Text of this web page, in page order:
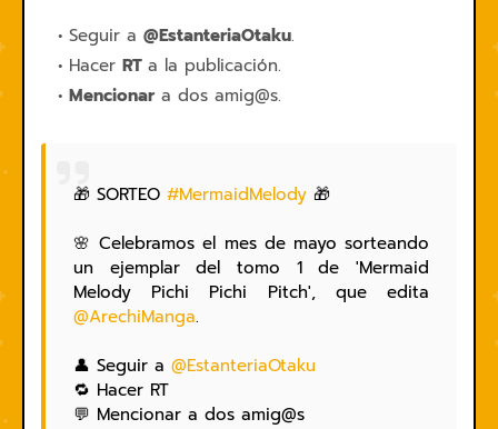
Seguir a @EstanteriaOtaku.
Hacer RT a la publicación.
Mencionar a dos amig@s.
🎁 SORTEO #MermaidMelody 🎁
🌸 Celebramos el mes de mayo sorteando
un ejemplar del tomo 1 de 'Mermaid
Melody Pichi Pichi Pitch', que edita
@ArechiManga.
👤 Seguir a @EstanteriaOtaku
🔁 Hacer RT
💬 Mencionar a dos amig@s